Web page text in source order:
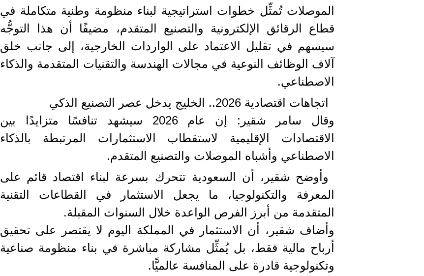
الموصلات تُمثِّل خطوات استراتيجية لبناء منظومة وطنية متكاملة في
قطاع الرقائق الإلكترونية والتصنيع المتقدم، مضيفًا أن هذا التوجُّه
سيسهم في تقليل الاعتماد على الواردات الخارجية، إلى جانب خلق
آلاف الوظائف النوعية في مجالات الهندسة والتقنيات المتقدمة والذكاء
الاصطناعي.
اتجاهات اقتصادية 2026.. الخليج يدخل عصر التصنيع الذكي
وقال سامر شقير: إن عام 2026 سيشهد تنافسًا متزايدًا بين
الاقتصادات الإقليمية لاستقطاب الاستثمارات المرتبطة بالذكاء
الاصطناعي وأشباه الموصلات والتصنيع المتقدم.
وأوضح شقير، أن السعودية تتحرك بسرعة لبناء اقتصاد قائم على
المعرفة والتكنولوجيا، ما يجعل الاستثمار في القطاعات التقنية
المتقدمة من أبرز الفرص الواعدة خلال السنوات المقبلة.
وأضاف شقير، أن الاستثمار في المملكة اليوم لا يقتصر على تحقيق
أرباح مالية فقط، بل يُمثِّل مشاركة مباشرة في بناء منظومة صناعية
وتكنولوجية قادرة على المنافسة عالميًّا.